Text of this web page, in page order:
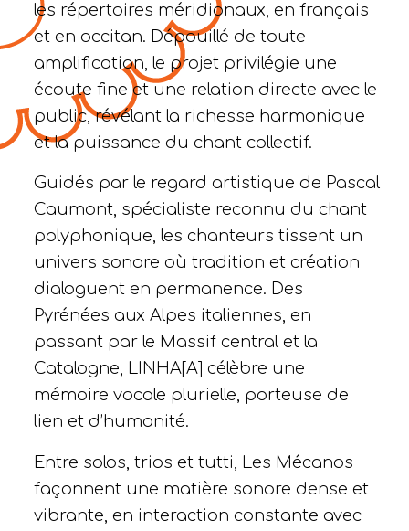
les répertoires méridionaux, en français
et en occitan. Dépouillé de toute
amplification, le projet privilégie une
écoute fine et une relation directe avec le
public, révélant la richesse harmonique
et la puissance du chant collectif.
Guidés par le regard artistique de Pascal
Caumont, spécialiste reconnu du chant
polyphonique, les chanteurs tissent un
univers sonore où tradition et création
dialoguent en permanence. Des
Pyrénées aux Alpes italiennes, en
passant par le Massif central et la
Catalogne, LINHA[A] célèbre une
mémoire vocale plurielle, porteuse de
lien et d’humanité.
Entre solos, trios et tutti, Les Mécanos
façonnent une matière sonore dense et
vibrante, en interaction constante avec